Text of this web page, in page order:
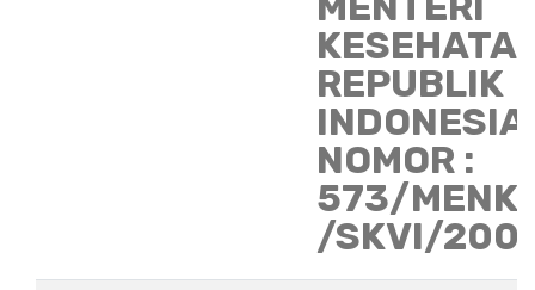
REPUBLIK
INDONESIA
NOMOR :
573/
/SKVI/